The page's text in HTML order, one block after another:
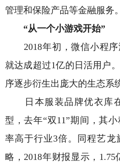
管理和保险产品等金融服务。
“从一个小游戏开始”
2018年初，微信小程序
就达成超过1亿的日活用户
序逐步衍生出庞大的生态系
日本服装品牌优衣库
型，去年“双11”期间，其
率高于行业3倍。同程艺
略，2018年财报显示，